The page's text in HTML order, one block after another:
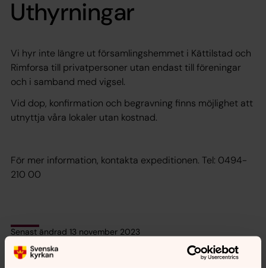
Uthyrningar
Vi hyr inte längre ut församlingshemmet i Kättilstad och
Rimforsa till privatpersoner utan endast till föreningar
och i samband med vigsel.
Vid dop, konfirmation och begravning finns möjlighet att
utnyttja våra lokaler utan kostnad.
För mer information, kontakta expeditionen. Tel: 0494-
210 00
Senast ändrad 13 november 2023
Synpunkter eller frågor på sidans
innehåll?